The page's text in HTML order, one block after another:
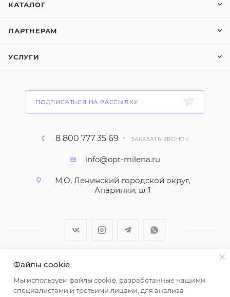
КАТАЛОГ
ПАРТНЕРАМ
УСЛУГИ
ПОДПИСАТЬСЯ НА РАССЫЛКУ
8 800 777 35 69 ЗАКАЗАТЬ ЗВОНОК
info@opt-milena.ru
М.О, Ленинский городской округ,
Апаринки, вл1
2026 © ООО "Вайт Текстиль групп"
Любая информация на сайте носит справочный
характер и не является публичной офертой
Файлы cookie
Мы используем файлы cookie, разработанные нашими
специалистами и третьими лицами, для анализа